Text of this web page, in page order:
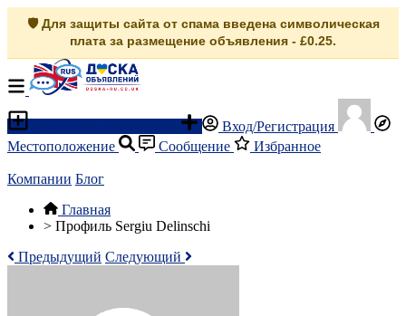
🛡️ Для защиты сайта от спама введена символическая
плата за размещение объявления - £0.25.
Вход/Регистрация
Местоположение
Сообщение Избранное
Компании Блог
Главная
> Профиль Sergiu Delinschi
Предыдущий Следующий